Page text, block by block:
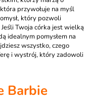
przywołuje na myśl
który pozwoli
Twoja córka jest wielką
idealnym pomysłem na
wszystko, czego
i wystrój, który zadowoli
Barbie